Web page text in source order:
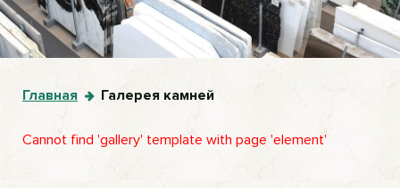
Главная Галерея камней
Cannot find 'gallery' template with page 'element'